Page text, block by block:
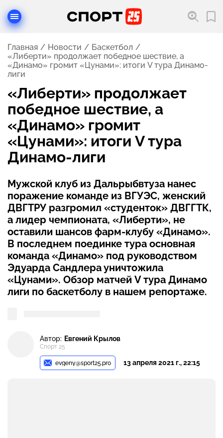
Главная Новости
Баскетбол
«Либерти» продолжает победное шествие, а
«Динамо» громит «Цунами»: итоги V тура Динамо-
лиги
«Либерти» продолжает
победное шествие, а
«Динамо» громит
«Цунами»: итоги V тура
Динамо-лиги
Мужской клуб из Дальрыбвтуза нанес
поражение команде из ВГУЭС, женский
ДВГТРУ разгромил «студенток» ДВГГТК,
а лидер чемпионата, «Либерти», не
оставили шансов фарм-клубу «Динамо».
В последнем поединке тура основная
команда «Динамо» под руководством
Эдуарда Сандлера уничтожила
«Цунами». Обзор матчей V тура Динамо
лиги по баскетболу в нашем репортаже.
Автор: Евгений Крылов
Спорт 25
evgeny@sport25.pro 13 апреля 2021 г., 22:15